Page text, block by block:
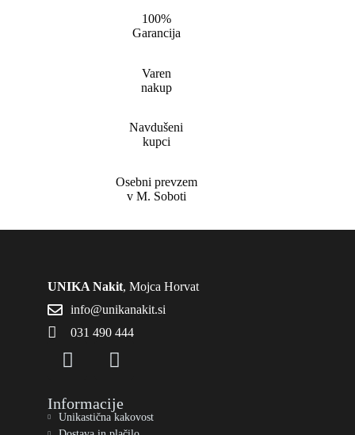
100%
Garancija
Varen
nakup
Navdušeni
kupci
Osebni prevzem
v M. Soboti
UNIKA Nakit, Mojca Horvat
info@unikanakit.si
031 490 444
Informacije
Unikastična kakovost